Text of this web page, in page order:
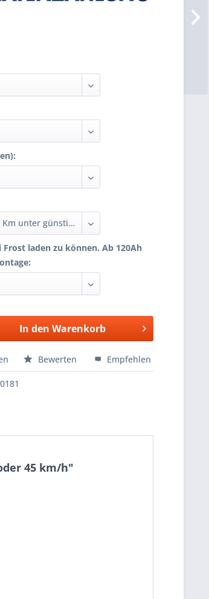
laden zu können. Ab 120Ah
In den Warenkorb
Bewerten Empfehlen
45 km/h"